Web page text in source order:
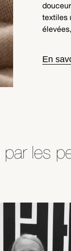
textiles
En
les